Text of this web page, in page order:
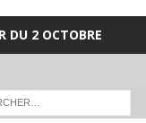
DU 2 OCTOBRE